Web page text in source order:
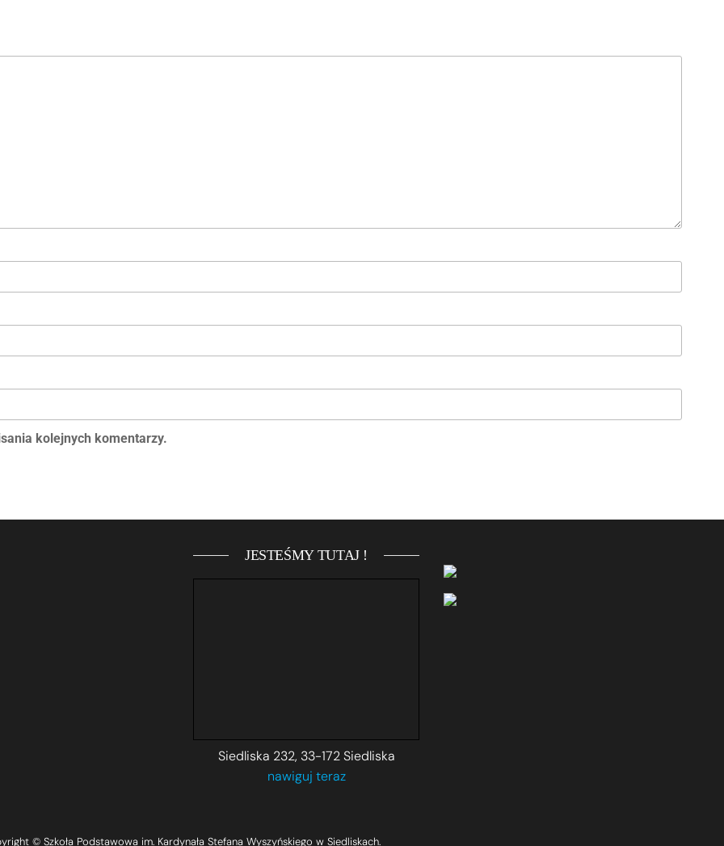
kolejnych komentarzy.
JESTEŚMY TUTAJ !
Siedliska 232, 33-172 Siedliska
nawiguj teraz
© Szkoła Podstawowa im. Kardynała Stefana Wyszyńskiego w Siedliskach.